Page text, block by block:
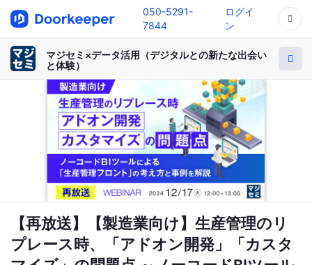
050-5291-
7844
ログイ
ン
マジセミ×データ活用（デジタルとの新たな出会い
と体験）
【再放送】【製造業向け】生産管理のリ
プレース時、「アドオン開発」「カスタ